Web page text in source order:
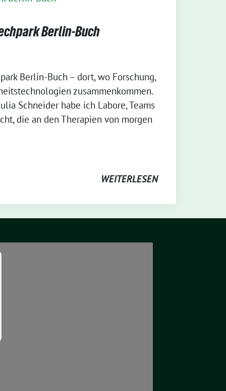
Berlin-Buch
Berlin-Buch – dort, wo Forschung,
zusammenkommen.
Schneider habe ich Labore, Teams
die an den Therapien von morgen
WEITERLESEN